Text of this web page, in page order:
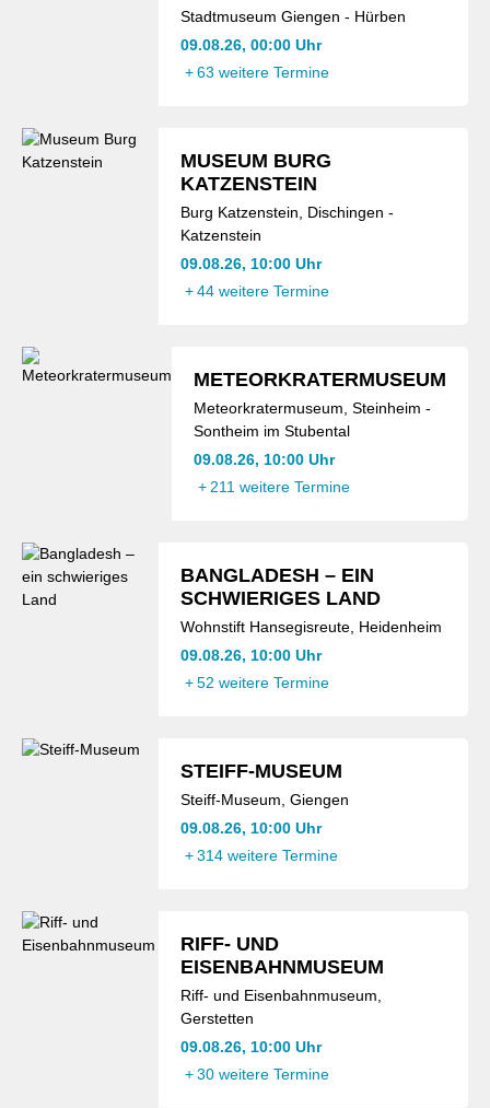
Stadtmuseum Giengen - Hürben
09.08.26, 00:00 Uhr
+ 63 weitere Termine
MUSEUM BURG
KATZENSTEIN
Burg Katzenstein, Dischingen -
Katzenstein
09.08.26, 10:00 Uhr
+ 44 weitere Termine
METEORKRATERMUSEUM
Meteorkratermuseum, Steinheim -
Sontheim im Stubental
09.08.26, 10:00 Uhr
+ 211 weitere Termine
BANGLADESH – EIN
SCHWIERIGES LAND
Wohnstift Hansegisreute, Heidenheim
09.08.26, 10:00 Uhr
+ 52 weitere Termine
STEIFF-MUSEUM
Steiff-Museum, Giengen
09.08.26, 10:00 Uhr
+ 314 weitere Termine
RIFF- UND
EISENBAHNMUSEUM
Riff- und Eisenbahnmuseum,
Gerstetten
09.08.26, 10:00 Uhr
+ 30 weitere Termine